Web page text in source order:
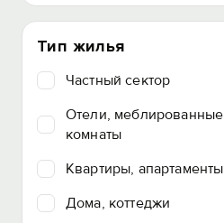
Тип жилья
Частный сектор
Отели, меблированные
комнаты
Квартиры, апартаменты
Дома, коттеджи